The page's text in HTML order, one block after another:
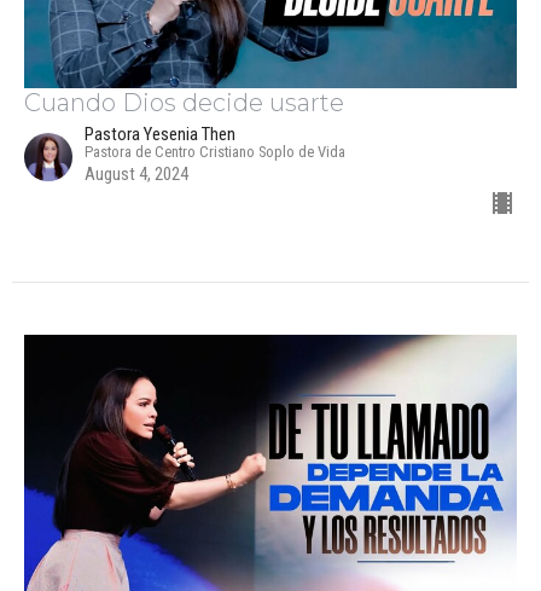
Cuando Dios decide usarte
Pastora Yesenia Then
Pastora de Centro Cristiano Soplo de Vida
August 4, 2024